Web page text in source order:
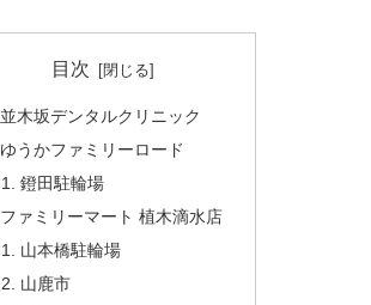
目次
並木坂デンタルクリニック
ゆうかファミリーロード
鐙田駐輪場
ファミリーマート 植木滴水店
山本橋駐輪場
山鹿市